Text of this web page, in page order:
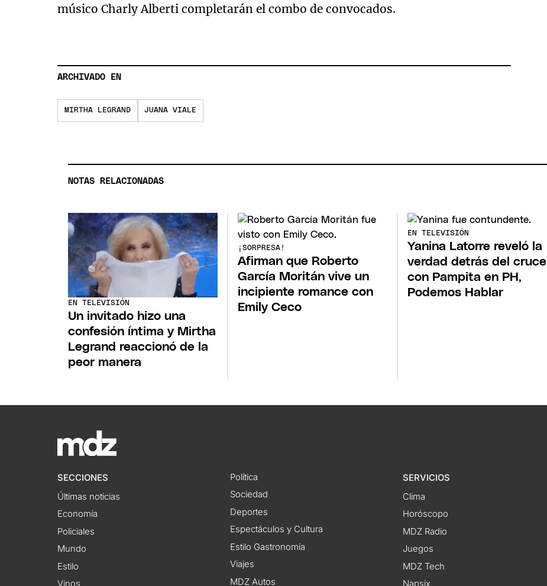
músico Charly Alberti completarán el combo de convocados.
ARCHIVADO EN
MIRTHA LEGRAND JUANA VIALE
NOTAS RELACIONADAS
EN TELEVISIÓN
Un invitado hizo una
confesión íntima y Mirtha
Legrand reaccionó de la
peor manera
¡SORPRESA!
Afirman que Roberto
García Moritán vive un
incipiente romance con
Emily Ceco
EN TELEVISIÓN
Yanina Latorre reveló la
verdad detrás del cruce
con Pampita en PH,
Podemos Hablar
SECCIONES
Últimas noticias
Economía
Policiales
Mundo
Estilo
Vinos
Política
Sociedad
Deportes
Espectáculos y Cultura
Estilo Gastronomía
Viajes
MDZ Autos
SERVICIOS
Clima
Horóscopo
MDZ Radio
Juegos
MDZ Tech
Napsix